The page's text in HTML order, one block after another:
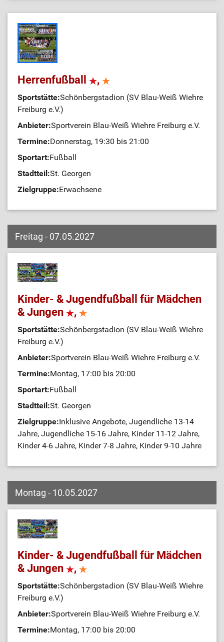
Herrenfußball ,
Sportstätte:Schönbergstadion (SV Blau-Weiß Wiehre
Freiburg e.V.)
Anbieter:Sportverein Blau-Weiß Wiehre Freiburg e.V.
Termine:Donnerstag, 19:30 bis 21:00
Sportart:Fußball
Stadtteil:St. Georgen
Zielgruppe:Erwachsene
Freitag - 07.05.2027
Kinder- & Jugendfußball für Mädchen
& Jungen
,
Sportstätte:Schönbergstadion (SV Blau-Weiß Wiehre
Freiburg e.V.)
Anbieter:Sportverein Blau-Weiß Wiehre Freiburg e.V.
Termine:Montag, 17:00 bis 20:00
Sportart:Fußball
Stadtteil:St. Georgen
Zielgruppe:Inklusive Angebote, Jugendliche 13-14
Jahre, Jugendliche 15-16 Jahre, Kinder 11-12 Jahre,
Kinder 4-6 Jahre, Kinder 7-8 Jahre, Kinder 9-10 Jahre
Montag - 10.05.2027
Kinder- & Jugendfußball für Mädchen
& Jungen
,
Sportstätte:Schönbergstadion (SV Blau-Weiß Wiehre
Freiburg e.V.)
Anbieter:Sportverein Blau-Weiß Wiehre Freiburg e.V.
Termine:Montag, 17:00 bis 20:00